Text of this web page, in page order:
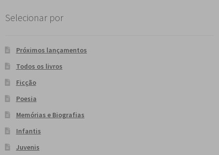
Selecionar por
Próximos lançamentos
Todos os livros
Ficção
Poesia
Memórias e Biografias
Infantis
Juvenis